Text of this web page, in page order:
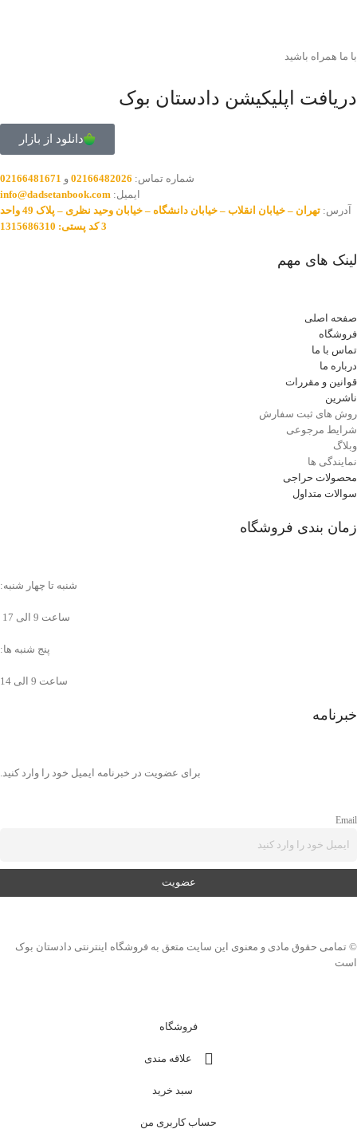
با ما همراه باشید
دریافت اپلیکیشن دادستان بوک
دانلود از بازار
شماره تماس: 02166482026 و 02166481671
ایمیل: info@dadsetanbook.com
آدرس:
تهران – خیابان انقلاب – خیابان دانشگاه – خیابان وحید نظری – پلاک 49 واحد
3 کد پستی: 1315686310
لینک های مهم
صفحه اصلی
فروشگاه
تماس با ما
درباره ما
قوانین و مقررات
ناشرین
روش های ثبت سفارش
شرایط مرجوعی
وبلاگ
نمایندگی ها
محصولات حراجی
سوالات متداول
زمان بندی فروشگاه
شنبه تا چهار شنبه:
ساعت 9 الی 17
پنج شنبه ها:
ساعت 9 الی 14
خبرنامه
برای عضویت در خبرنامه ایمیل خود را وارد کنید.
Email
© تمامی حقوق مادی و معنوی این سایت متعق به فروشگاه اینترنتی دادستان بوک
است
فروشگاه
علاقه مندی
سبد خرید
حساب کاربری من